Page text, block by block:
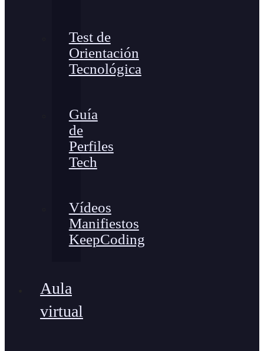
Test de
Orientación
Tecnológica
Guía
de
Perfiles
Tech
Vídeos
Manifiestos
KeepCoding
Aula
virtual